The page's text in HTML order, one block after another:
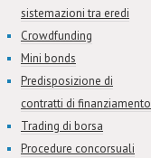
sistemazioni tra eredi
Crowdfunding
Mini bonds
Predisposizione di
contratti di finanziamento
Trading di borsa
Procedure concorsuali